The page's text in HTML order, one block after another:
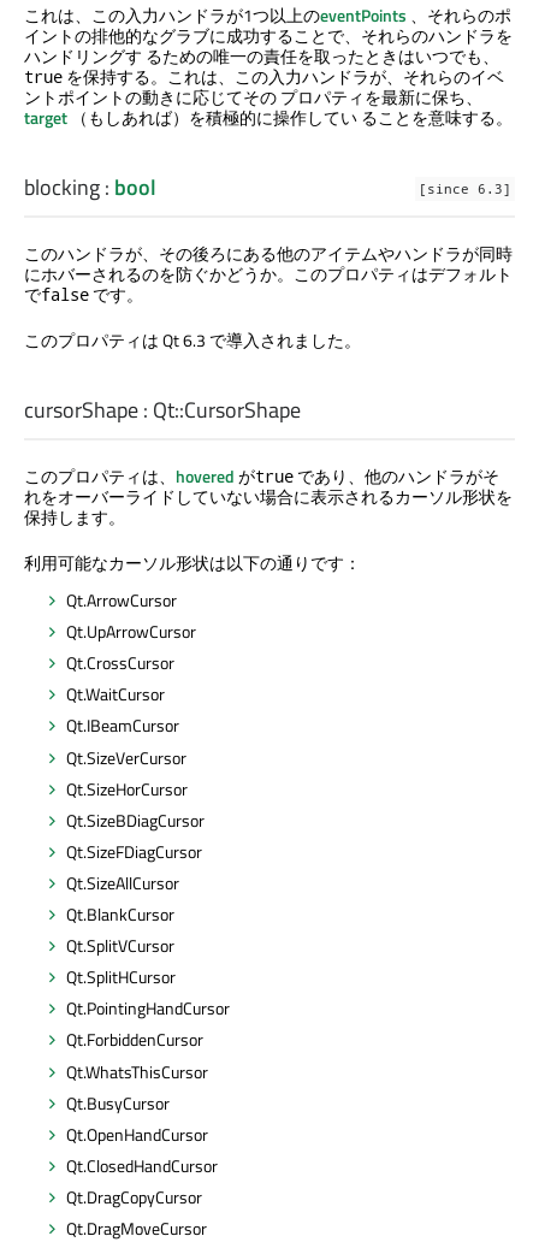
これは、この入力ハンドラが1つ以上のeventPoints 、それらのポ
イントの排他的なグラブに成功することで、それらのハンドラを
ハンドリングす るための唯一の責任を取ったときはいつでも、
true を保持する。これは、この入力ハンドラが、それらのイベ
ントポイントの動きに応じてその プロパティを最新に保ち、
target （もしあれば）を積極的に操作してい ることを意味する。
blocking: bool [since 6.3]
このハンドラが、その後ろにある他のアイテムやハンドラが同時
にホバーされるのを防ぐかどうか。このプロパティはデフォルト
でfalse です。
このプロパティは Qt 6.3 で導入されました。
cursorShape: Qt::CursorShape
このプロパティは、 hoveredがtrue であり、他のハンドラがそ
れをオーバーライドしていない場合に表示されるカーソル形状を
保持します。
利用可能なカーソル形状は以下の通りです：
Qt.ArrowCursor
Qt.UpArrowCursor
Qt.CrossCursor
Qt.WaitCursor
Qt.IBeamCursor
Qt.SizeVerCursor
Qt.SizeHorCursor
Qt.SizeBDiagCursor
Qt.SizeFDiagCursor
Qt.SizeAllCursor
Qt.BlankCursor
Qt.SplitVCursor
Qt.SplitHCursor
Qt.PointingHandCursor
Qt.ForbiddenCursor
Qt.WhatsThisCursor
Qt.BusyCursor
Qt.OpenHandCursor
Qt.ClosedHandCursor
Qt.DragCopyCursor
Qt.DragMoveCursor